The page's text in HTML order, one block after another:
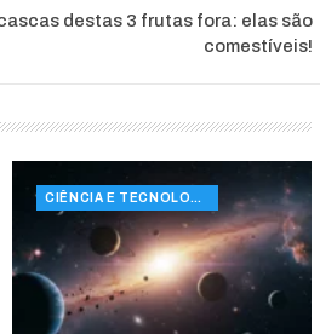
destas 3 frutas fora: elas são
comestíveis!
CIÊNCIA E TECNOLOGIA